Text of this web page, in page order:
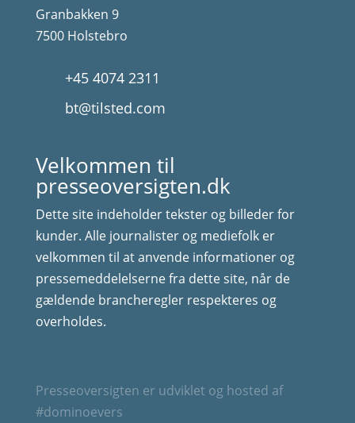
Granbakken 9
7500 Holstebro
+45 4074 2311
bt@tilsted.com
Velkommen til
presseoversigten.dk
Dette site indeholder tekster og billeder for
kunder. Alle journalister og mediefolk er
velkommen til at anvende informationer og
pressemeddelelserne fra dette site, når de
gældende brancheregler respekteres og
overholdes.
Presseoversigten er udviklet og hosted af
#dominoevers